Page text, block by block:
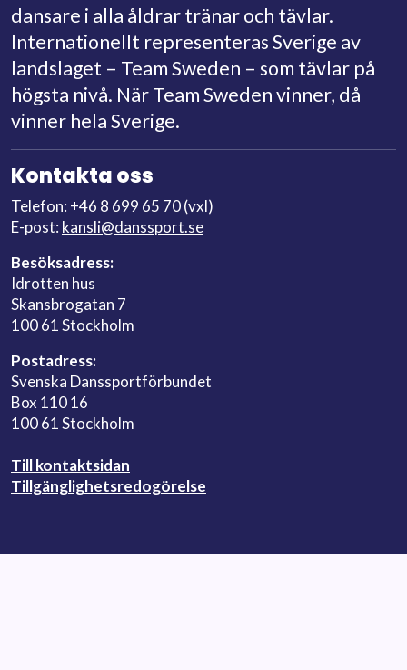
dansare i alla åldrar tränar och tävlar.
Internationellt representeras Sverige av
landslaget – Team Sweden – som tävlar på
högsta nivå. När Team Sweden vinner, då
vinner hela Sverige.
Kontakta oss
Telefon: +46 8 699 65 70 (vxl)
E-post: kansli@danssport.se
Besöksadress:
Idrotten hus
Skansbrogatan 7
100 61 Stockholm
Postadress:
Svenska Danssportförbundet
Box 110 16
100 61 Stockholm
Till kontaktsidan
Tillgänglighetsredogörelse